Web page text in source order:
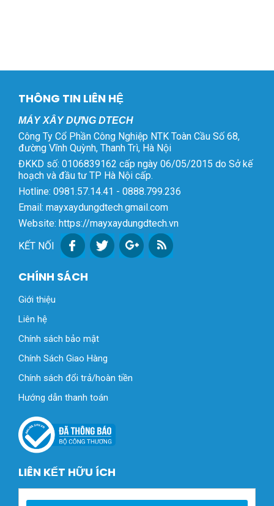
THÔNG TIN LIÊN HỆ
MÁY XÂY DỰNG DTECH
Công Ty Cổ Phần Công Nghiệp NTK Toàn Cầu Số 68,
đường Vĩnh Quỳnh, Thanh Trì, Hà Nội
ĐKKD số: 0106839162 cấp ngày 06/05/2015 do Sở kế
hoạch và đầu tư TP Hà Nội cấp.
Hotline: 0981.57.14.41 - 0888.799.236
Email: mayxaydungdtech.gmail.com
Website: https://mayxaydungdtech.vn
KẾT NỐI
CHÍNH SÁCH
Giới thiệu
Liên hệ
Chính sách bảo mật
Chính Sách Giao Hàng
Chính sách đổi trả/hoàn tiền
Hướng dẫn thanh toán
LIÊN KẾT HỮU ÍCH